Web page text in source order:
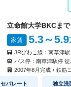
立命館大学BKCま
家賃 5.3～5.9
JRびわこ線： 南草津駅
バス停： 南草津駅停徒
2007年8月完成 / 鉄筋
セパレート 独立洗